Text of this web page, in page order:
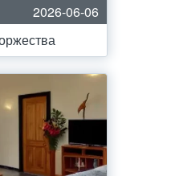
2026-06-06